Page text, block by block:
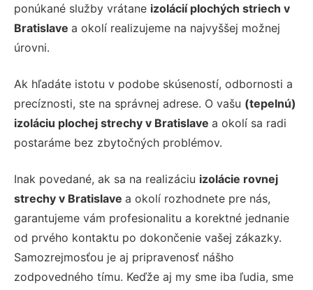
ponúkané služby vrátane izolácií plochých striech v
Bratislave a okolí realizujeme na najvyššej možnej
úrovni.
Ak hľadáte istotu v podobe skúseností, odbornosti a
precíznosti, ste na správnej adrese. O vašu (tepelnú)
izoláciu plochej strechy v Bratislave a okolí sa radi
postaráme bez zbytočných problémov.
Inak povedané, ak sa na realizáciu izolácie rovnej
strechy v Bratislave a okolí rozhodnete pre nás,
garantujeme vám profesionalitu a korektné jednanie
od prvého kontaktu po dokončenie vašej zákazky.
Samozrejmosťou je aj pripravenosť nášho
zodpovedného tímu. Keďže aj my sme iba ľudia, sme